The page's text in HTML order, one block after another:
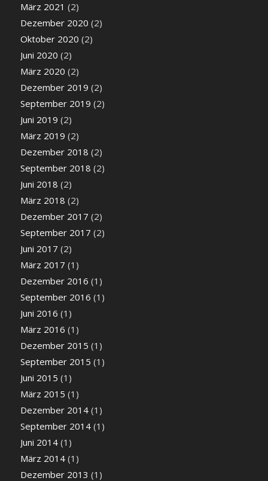
März 2021 (2)
Dezember 2020 (2)
Oktober 2020 (2)
Juni 2020 (2)
März 2020 (2)
Dezember 2019 (2)
September 2019 (2)
Juni 2019 (2)
März 2019 (2)
Dezember 2018 (2)
September 2018 (2)
Juni 2018 (2)
März 2018 (2)
Dezember 2017 (2)
September 2017 (2)
Juni 2017 (2)
März 2017 (1)
Dezember 2016 (1)
September 2016 (1)
Juni 2016 (1)
März 2016 (1)
Dezember 2015 (1)
September 2015 (1)
Juni 2015 (1)
März 2015 (1)
Dezember 2014(1)
September 2014(1)
Juni 2014(1)
März 2014(1)
Dezember 2013 (1)